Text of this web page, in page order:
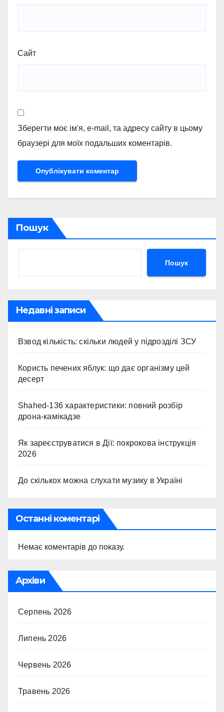
Сайт
Зберегти моє ім'я, e-mail, та адресу сайту в цьому
браузері для моїх подальших коментарів.
Пошук
Пошук
Недавні записи
Взвод кількість: скільки людей у підрозділі ЗСУ
Користь печених яблук: що дає організму цей
десерт
Shahed-136 характеристики: повний розбір
дрона-камікадзе
Як зареєструватися в Дії: покрокова інструкція
2026
До скількох можна слухати музику в Україні
Останні коментарі
Немає коментарів до показу.
Архіви
Серпень 2026
Липень 2026
Червень 2026
Травень 2026